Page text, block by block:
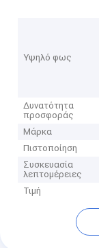
Υψηλό φως
Δυνατότητα
προσφοράς
Μάρκα
Πιστοποίηση
Συσκευασία
λεπτομέρειες
Τιμή